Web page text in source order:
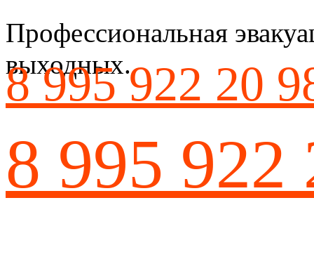
Профессиональная
выходных.
8 995 922 20
8 995 922